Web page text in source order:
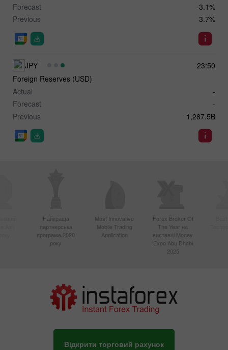
Forecast
-3.1%
Previous
3.7%
23:50
JPY
Foreign Reserves (USD)
Actual
-
Forecast
-
Previous
1,287.5B
Найкраща
партнерська
програма 2020
року
Most Innovative
Mobile Trading
Application
Forex Broker Of
The Year на
виставці Money
Expo Abu Dhabi
2025
Відкрити торговий рахунок